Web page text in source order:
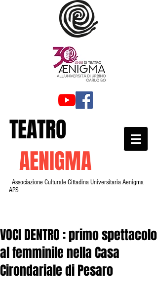
TEATRO
AENIGMA
Associazione Culturale Cittadina Universitaria Aenigma
APS
VOCI DENTRO : primo spettacolo
al femminile nella Casa
Cirondariale di Pesaro